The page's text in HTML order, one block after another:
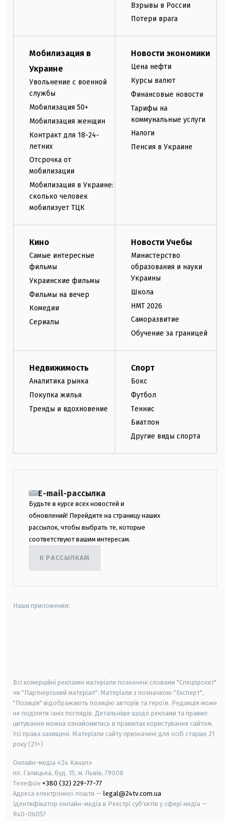
Взрывы в России
Потери врага
Мобилизация в
Украине
Увольнение с военной
службы
Мобилизация 50+
Мобилизация женщин
Контракт для 18-24-
летних
Отсрочка от
мобилизации
Мобилизация в Украине:
сколько человек
мобилизует ТЦК
Новости экономики
Цена нефти
Курсы валют
Финансовые новости
Тарифы на
коммунальные услуги
Налоги
Пенсия в Украине
Кино
Самые интересные
фильмы
Украинские фильмы
Фильмы на вечер
Комедии
Сериалы
Новости Учебы
Министерство
образования и науки
Украины
Школа
НМТ 2026
Саморазвитие
Обучение за границей
Недвижимость
Аналитика рынка
Покупка жилья
Тренды и вдохновение
Спорт
Бокс
Футбол
Теннис
Биатлон
Другие виды спорта
E-mail-рассылка
Будьте в курсе всех новостей и
обновлений! Перейдите на страницу наших
рассылок, чтобы выбрать те, которые
соответствуют вашим интересам.
К РАССЫЛКАМ
Наши приложения:
Всі комерційні рекламні матеріали позначені словами "Спецпроєкт"
чи "Партнерський матеріал". Матеріали з позначкою "Експерт",
"Позиція" відображають позицію авторів та героїв. Редакція може
не поділяти їхніх поглядів. Детальніше щодо реклами та правил
цитування можна ознайомитись в правилах користування сайтом.
Усі права захищені. Матеріали сайту призначені для осіб старше 21
року (21+)
Онлайн-медіа «24 Канал»
пл. Галицька, буд. 15, м. Львів, 79008
Телефон +380 (32) 229-77-77
Адреса електронної пошти — legal@24tv.com.ua
Ідентифікатор онлайн-медіа в Реєстрі суб'єктів у сфері медіа —
R40-06057